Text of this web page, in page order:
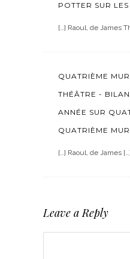
POTTER SUR
[…] Raoul, de James
QUATRIÈME
THÉÂTRE -
ANNÉE SUR
QUATRIÈME
[…] Raoul, de James […]
Leave a Reply